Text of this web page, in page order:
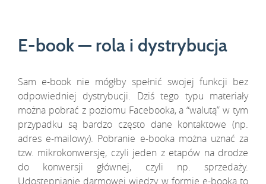
E-book — rola i dystrybucja
Sam e-book nie mógłby spełnić swojej funkcji bez
odpowiedniej dystrybucji. Dziś tego typu materiały
można pobrać z poziomu Facebooka, a “walutą” w tym
przypadku są bardzo często dane kontaktowe (np.
adres e-mailowy). Pobranie e-booka można uznać za
tzw. mikrokonwersję, czyli jeden z etapów na drodze
do konwersji głównej, czyli np. sprzedaży.
Udostępnianie darmowej wiedzy w formie e-booka to